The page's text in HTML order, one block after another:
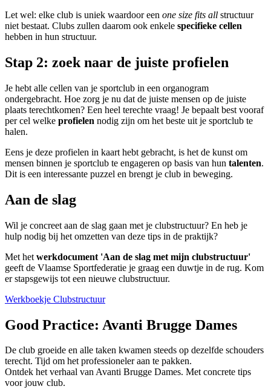
Let wel: elke club is uniek waardoor een one size fits all structuur
niet bestaat. Clubs zullen daarom ook enkele specifieke cellen
hebben in hun structuur.
Stap 2: zoek naar de juiste profielen
Je hebt alle cellen van je sportclub in een organogram
ondergebracht. Hoe zorg je nu dat de juiste mensen op de juiste
plaats terechtkomen? Een heel terechte vraag! Je bepaalt best vooraf
per cel welke profielen nodig zijn om het beste uit je sportclub te
halen.
Eens je deze profielen in kaart hebt gebracht, is het de kunst om
mensen binnen je sportclub te engageren op basis van hun talenten.
Dit is een interessante puzzel en brengt je club in beweging.
Aan de slag
Wil je concreet aan de slag gaan met je clubstructuur? En heb je
hulp nodig bij het omzetten van deze tips in de praktijk?
Met het werkdocument 'Aan de slag met mijn clubstructuur'
geeft de Vlaamse Sportfederatie je graag een duwtje in de rug. Kom
er stapsgewijs tot een nieuwe clubstructuur.
Werkboekje Clubstructuur
Good Practice: Avanti Brugge Dames
De club groeide en alle taken kwamen steeds op dezelfde schouders
terecht. Tijd om het professioneler aan te pakken.
Ontdek het verhaal van Avanti Brugge Dames. Met concrete tips
voor jouw club.